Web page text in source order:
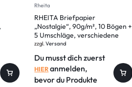
Rheita
RHEITA Briefpapier
„Nostalgie“, 90g/m², 10 Bögen +
5 Umschläge, verschiedene
Motive
zzgl.Versand
Du musst dich zuerst
HIERanmelden,
bevor du Produkte